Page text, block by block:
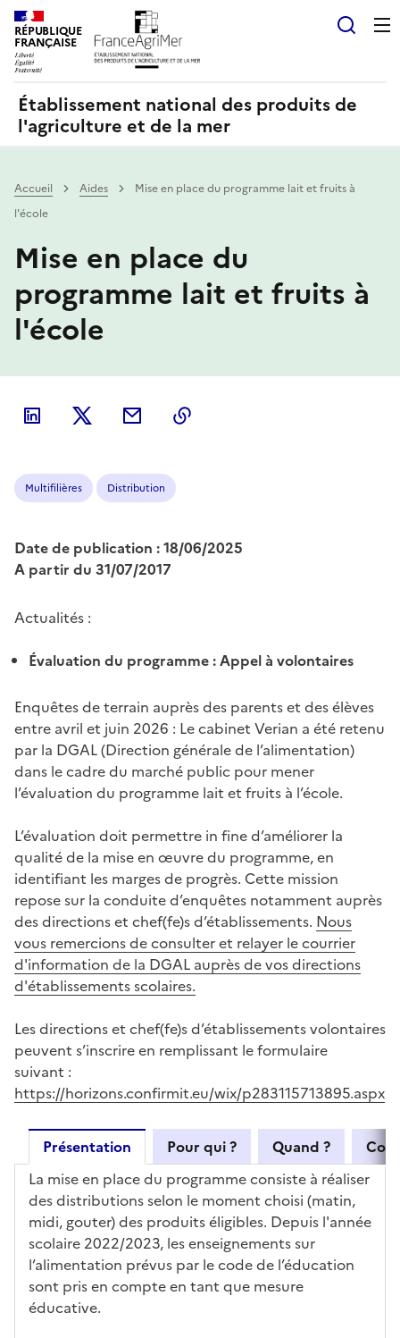
RÉPUBLIQUE
FRANÇAISE
Établissement national des produits de
l'agriculture et de la mer
Accueil Aides
Mise en place du programme lait et fruits à
l'école
Mise en place du
programme lait et fruits à
l'école
Multifilières Distribution
Date de publication : 18/06/2025
A partir du 31/07/2017
Actualités :
Évaluation du programme : Appel à volontaires
Enquêtes de terrain auprès des parents et des élèves
entre avril et juin 2026 : Le cabinet Verian a été retenu
par la DGAL (Direction générale de l’alimentation)
dans le cadre du marché public pour mener
l’évaluation du programme lait et fruits à l’école.
L’évaluation doit permettre in fine d’améliorer la
qualité de la mise en œuvre du programme, en
identifiant les marges de progrès. Cette mission
repose sur la conduite d’enquêtes notamment auprès
des directions et chef(fe)s d’établissements. Nous
vous remercions de consulter et relayer le courrier
d'information de la DGAL auprès de vos directions
d'établissements scolaires.
Les directions et chef(fe)s d’établissements volontaires
peuvent s’inscrire en remplissant le formulaire
suivant :
https://horizons.confirmit.eu/wix/p283115713895.aspx
Présentation Pour qui ? Quand ?
La mise en place du programme consiste à réaliser
des distributions selon le moment choisi (matin,
midi, gouter) des produits éligibles. Depuis l'année
scolaire 2022/2023, les enseignements sur
l’alimentation prévus par le code de l’éducation
sont pris en compte en tant que mesure
éducative.
Panneau de gestion des cookies